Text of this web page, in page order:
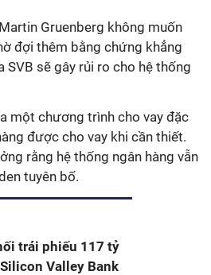
Martin Gruenberg không muốn
đợi thêm bằng chứng khẳng
SVB sẽ gây rủi ro cho hệ thống
một chương trình cho vay đặc
được cho vay khi cần thiết.
rằng hệ thống ngân hàng vẫn
tuyên bố.
trái phiếu 117 tỷ
Valley Bank